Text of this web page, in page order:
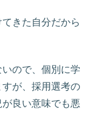
きた自分だから
ので、個別に学
が、採用選考の
良い意味でも悪